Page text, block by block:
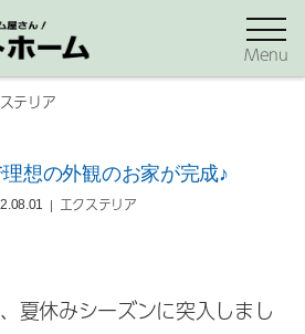
Menu
テリア
想の外観のお家が完成♪
エクステリア
夏休みシーズンに突入しまし